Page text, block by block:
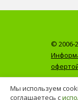
© 2006-
Мы используем
соглашаетесь с